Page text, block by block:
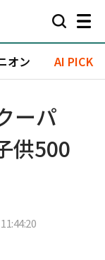
オン AI PICK
ーパ
供500